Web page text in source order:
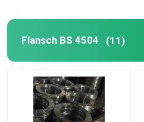
Flansch BS 4504 (11)